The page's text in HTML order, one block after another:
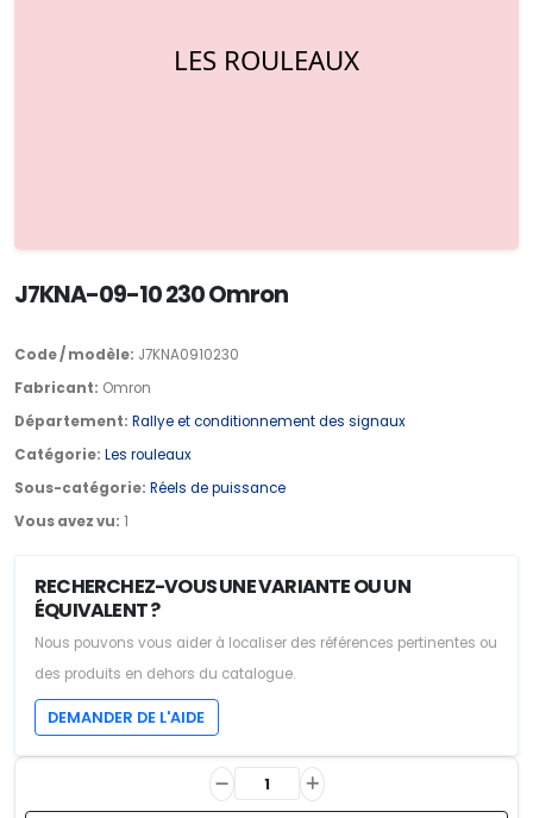
J7KNA-09-10 230 Omron
Code / modèle: J7KNA0910230
Fabricant: Omron
Département: Rallye et conditionnement des signaux
Catégorie: Les rouleaux
Sous-catégorie: Réels de puissance
Vous avez vu: 1
RECHERCHEZ-VOUS UNE VARIANTE OU UN
ÉQUIVALENT ?
Nous pouvons vous aider à localiser des références pertinentes ou
des produits en dehors du catalogue.
DEMANDER DE L'AIDE